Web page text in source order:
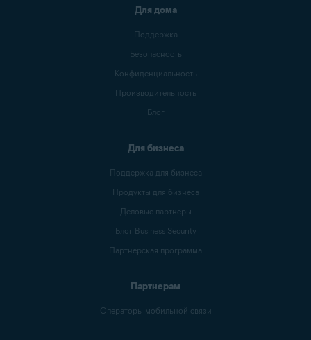
Для дома
Поддержка
Безопасность
Конфиденциальность
Производительность
Блог
Для бизнеса
Поддержка для бизнеса
Продукты для бизнеса
Деловые партнеры
Блог Business Security
Партнерская программа
Партнерам
Операторы мобильной связи